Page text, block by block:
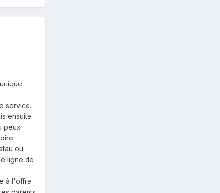
service.
ensuite
peux
où
ligne de
à l'offre